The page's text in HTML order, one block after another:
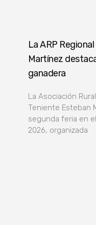
La ARP
Martínez
ganadera
La Asociación
Teniente Esteban
segunda feria en
2026, organizada